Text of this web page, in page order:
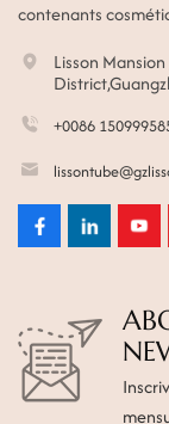
contenants
Lisson
+0086